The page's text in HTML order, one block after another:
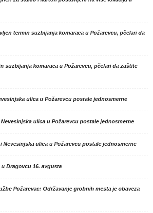
termin suzbijanja komaraca u Požarevcu, pčelari da
suzbijanja komaraca u Požarevcu, pčelari da zaštite
ulica u Požarevcu postale jednosmerne
ulica u Požarevcu postale jednosmerne
Nevesinjska ulica u Požarevcu postale jednosmerne
u Dragovcu 16. avgusta
Požarevac: Održavanje grobnih mesta je obaveza